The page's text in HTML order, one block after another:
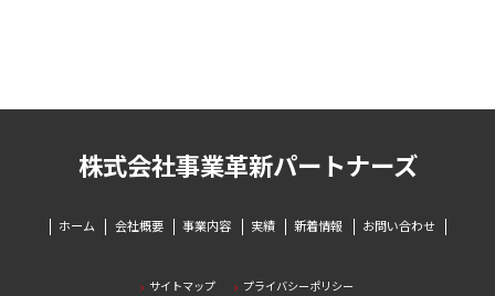
株式会社事業革新パートナーズ
ホーム 会社概要 事業内容 実績 新着情報 お問い合わせ
サイトマップ プライバシーポリシー